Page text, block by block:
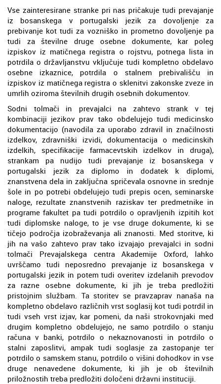
Vse zainteresirane stranke pri nas pričakuje tudi prevajanje
iz bosanskega v portugalski jezik za dovoljenje za
prebivanje kot tudi za vozniško in prometno dovoljenje pa
tudi za številne druge osebne dokumente, kar poleg
izpiskov iz matičnega registra o rojstvu, potnega lista in
potrdila o državljanstvu vključuje tudi kompletno obdelavo
osebne izkaznice, potrdila o stalnem prebivališču in
izpiskov iz matičnega registra o sklenitvi zakonske zveze in
umrlih oziroma številnih drugih osebnih dokumentov.
Sodni tolmači in prevajalci na zahtevo strank v tej
kombinaciji jezikov prav tako obdelujejo tudi medicinsko
dokumentacijo (navodila za uporabo zdravil in značilnosti
izdelkov, zdravniški izvidi, dokumentacija o medicinskih
izdelkih, specifikacije farmacevtskih izdelkov in druga),
strankam pa nudijo tudi prevajanje iz bosanskega v
portugalski jezik za diplomo in dodatek k diplomi,
znanstvena dela in zaključna spričevala osnovne in srednje
šole in po potrebi obdelujejo tudi prepis ocen, seminarske
naloge, rezultate znanstvenih raziskav ter predmetnike in
programe fakultet pa tudi potrdilo o opravljenih izpitih kot
tudi diplomske naloge, to je vse druge dokumente, ki se
tičejo področja izobraževanja ali znanosti. Med storitve, ki
jih na vašo zahtevo prav tako izvajajo prevajalci in sodni
tolmači Prevajalskega centra Akademije Oxford, lahko
uvrščamo tudi neposredno prevajanje iz bosanskega v
portugalski jezik in potem tudi overitev izdelanih prevodov
za razne osebne dokumente, ki jih je treba predložiti
pristojnim službam. Ta storitev se pravzaprav nanaša na
kompletno obdelavo različnih vrst soglasij kot tudi potrdil in
tudi vseh vrst izjav, kar pomeni, da naši strokovnjaki med
drugim kompletno obdelujejo, ne samo potrdilo o stanju
računa v banki, potrdilo o nekaznovanosti in potrdilo o
stalni zaposlitvi, ampak tudi soglasje za zastopanje ter
potrdilo o samskem stanu, potrdilo o višini dohodkov in vse
druge nenavedene dokumente, ki jih je ob številnih
priložnostih treba predložiti določeni državni instituciji.